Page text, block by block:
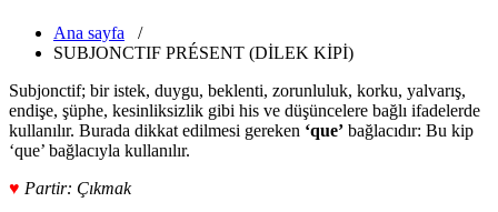
Ana sayfa /
SUBJONCTIF PRÉSENT (DİLEK KİPİ)
Subjonctif; bir istek, duygu, beklenti, zorunluluk, korku, yalvarış,
endişe, şüphe, kesinliksizlik gibi his ve düşüncelere bağlı ifadelerde
kullanılır. Burada dikkat edilmesi gereken ‘que’ bağlacıdır: Bu kip
‘que’ bağlacıyla kullanılır.
♥ Partir: Çıkmak